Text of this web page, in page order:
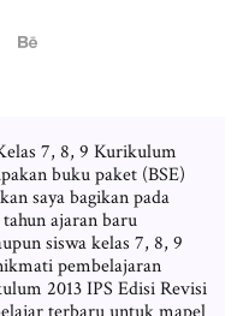
7, 8, 9 Kurikulum
buku paket (BSE)
saya bagikan pada
ajaran baru
siswa kelas 7, 8, 9
pembelajaran
2013 IPS Edisi Revisi